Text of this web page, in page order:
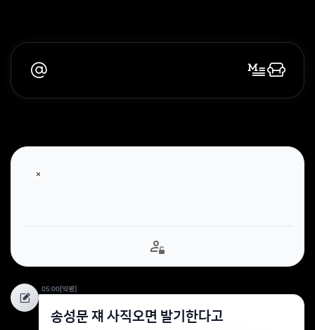
05:00[익명]
송성문 쟤 사직오면 발기한다고